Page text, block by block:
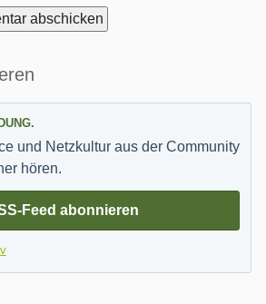
und Netzkultur aus der Community
hören.
Feed abonnieren